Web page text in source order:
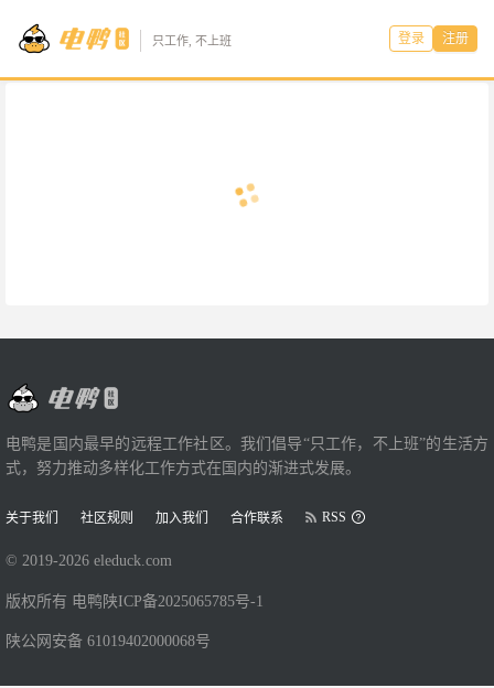
只工作, 不上班 登录 注册
电鸭是国内最早的远程工作社区。我们倡导“只工作，不上班”的生活方
式，努力推动多样化工作方式在国内的渐进式发展。
关于我们 社区规则 加入我们 合作联系 RSS
© 2019-2026 eleduck.com
版权所有 电鸭 陕ICP备2025065785号-1
陕公网安备 61019402000068号